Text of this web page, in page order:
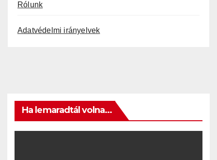
Rólunk
Adatvédelmi irányelvek
Ha lemaradtál volna...